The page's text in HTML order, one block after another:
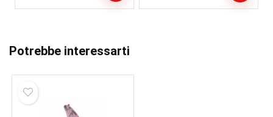
prezzo
€739.00.
prezzo
€679.00.
Potrebbe interessarti